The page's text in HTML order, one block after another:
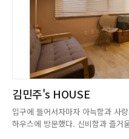
김민주's HOUSE
입구에 들어서자마자 아늑함과 사
하우스에 방문했다. 신비함과 즐거